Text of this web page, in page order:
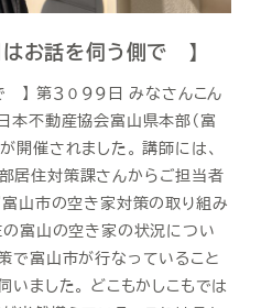
お話を伺う側で 】
第３０９９日 みなさんこん
本不動産協会富山県本部（富
開催されました。 講師には、
居住対策課さんからご担当者
富山市の空き家対策の取り組み
の富山の空き家の状況につい
で富山市が行なっていること
いました。 どこもかしこもでは